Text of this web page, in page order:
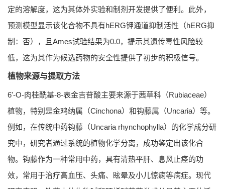
定的溶解度，这为其体外实验和制剂开发提供了便利。此外，
预测模型显示该化合物不具有hERG钾通道抑制活性（hERG抑
制：否），且Ames试验结果为0.0，提示其遗传毒性风险较
低，这为其作为候选药物的安全性提供了初步的积极信号。
植物来源与提取方法
6'-O-肉桂酰基-8-表金吉苷酸主要来源于茜草科（Rubiaceae）
植物，特别是金鸡纳属（Cinchona）和钩藤属（Uncaria）等。
例如，在传统中药钩藤（Uncaria rhynchophylla）的化学成分研
究中，研究者通过系统的植物化学分离，成功鉴定出该化合
物。钩藤作为一种常用中药，具有清热平肝、息风止痉的功
效，常用于治疗高血压、头痛、眩晕及小儿惊痫等病症。现代